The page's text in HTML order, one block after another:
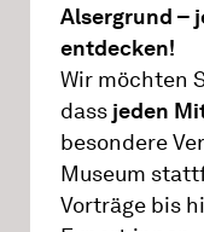
Alsergrund –
entdecken!
Wir möchten
dass jeden
besondere
Museum
Vorträge bis